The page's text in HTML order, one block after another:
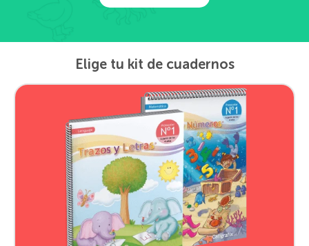
Elige tu kit de cuadernos